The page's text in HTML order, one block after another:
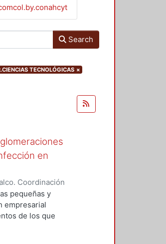
Search
TECNOLÓGICAS ×
en
Coordinación
pequeñas y
empresarial
de los que